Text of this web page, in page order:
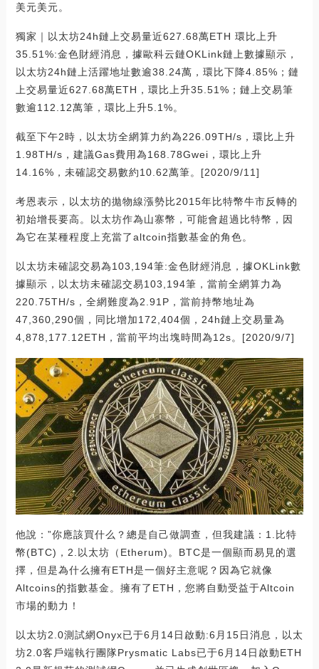
美元美元。
獨家｜以太坊24h鏈上交易量近627.68萬ETH 環比上升
35.51%:金色財經消息，據歐科云鏈OKLink鏈上數據顯示，
以太坊24h鏈上活躍地址數逾38.24萬，環比下降4.85%；鏈
上交易量近627.68萬ETH，環比上升35.51%；鏈上交易筆
數逾112.12萬筆，環比上升5.1%。
截至下午2時，以太坊全網算力約為226.09TH/s，環比上升
1.98TH/s，建議Gas費用為168.78Gwei，環比上升
14.16%，未確認交易數約10.62萬筆。[2020/9/11]
考恩表示，以太坊的拋物線漲勢比2015年比特幣牛市反轉的
初始增長要高。以太坊作為山寨幣，可能會超過比特幣，因
為它在某種程度上充當了altcoin指數基金的角色。
以太坊未確認交易為103,194筆:金色財經消息，據OKLink數
據顯示，以太坊未確認交易103,194筆，當前全網算力為
220.75TH/s，全網難度為2.91P，當前持幣地址為
47,360,290個，同比增加172,404個，24h鏈上交易量為
4,878,177.12ETH，當前平均出塊時間為12s。[2020/9/7]
他說：”你應該買什么？總是自己做調查，但我建議：1.比特
幣(BTC)，2.以太坊（Etherum)。BTC是一個顯而易見的選
擇，但是為什么擁有ETH是一個好主意呢？因為它就像
Altcoins的指數基金。擁有了ETH，您將自動受益于Altcoin
市場的動力！
以太坊2.0測試網Onyx已于6月14日啟動:6月15日消息，以太
坊2.0客戶端執行團隊Prysmatic Labs已于6月14日啟動ETH